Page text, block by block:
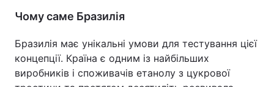
Чому саме Бразилія
Бразилія має унікальні умови для тестування цієї
концепції. Країна є одним із найбільших
виробників і споживачів етанолу з цукрової